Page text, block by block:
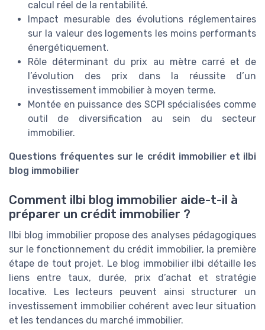
calcul réel de la rentabilité.
Impact mesurable des évolutions réglementaires
sur la valeur des logements les moins performants
énergétiquement.
Rôle déterminant du prix au mètre carré et de
l’évolution des prix dans la réussite d’un
investissement immobilier à moyen terme.
Montée en puissance des SCPI spécialisées comme
outil de diversification au sein du secteur
immobilier.
Questions fréquentes sur le crédit immobilier et ilbi
blog immobilier
Comment ilbi blog immobilier aide-t-il à
préparer un crédit immobilier ?
Ilbi blog immobilier propose des analyses pédagogiques
sur le fonctionnement du crédit immobilier, la première
étape de tout projet. Le blog immobilier ilbi détaille les
liens entre taux, durée, prix d’achat et stratégie
locative. Les lecteurs peuvent ainsi structurer un
investissement immobilier cohérent avec leur situation
et les tendances du marché immobilier.